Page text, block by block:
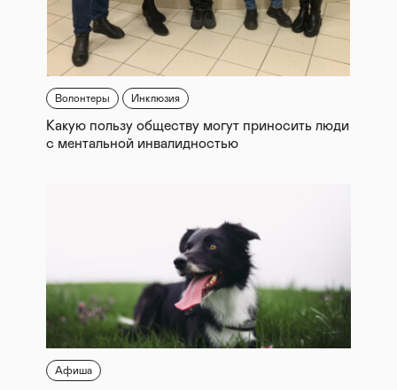
Волонтеры Инклюзия
Какую пользу обществу могут приносить люди
с ментальной инвалидностью
Афиша